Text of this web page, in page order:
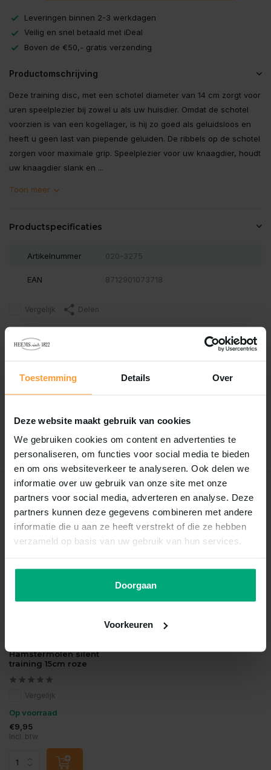
Toestemming Details Over
Deze website maakt gebruik van cookies
We gebruiken cookies om content en advertenties te
personaliseren, om functies voor social media te bieden
en om ons websiteverkeer te analyseren. Ook delen we
informatie over uw gebruik van onze site met onze
partners voor social media, adverteren en analyse. Deze
partners kunnen deze gegevens combineren met andere
informatie die u aan ze heeft verstrekt of die ze hebben
verzameld op basis van uw gebruik van hun services.
Doorgaan
Voorkeuren
Leveringen binnen 2-3 werkdagen
Veilig en snel betaald met iDeal
Boven de €50,- gratis verzending
Productomschrijving
Deze training disc, met een schotel diameter van 14 cm zorgt voor
uren speelplezier bij zowel u als uw huisdier. Omdat de schotel
voorzien is van een kogellager, is hij zo goed als geluidsloos en
heeft u geen last van piepende geluiden. De ribbels op de schotel
zorgen voor maximale grip. Speelplezier voor uw knaagdier, houdt
uw knaagdier slank en ...
Toon meer
Productspecificaties
Artikelnummer 020-3275
EAN 8712901073718
Vergelijk Delen
0/5 Based on 0 reviews
Schrijf je eigen review
Recent bekeken
Hamstermolen silent
training 15cm roze
Vergelijk
Op voorraad
€9,95
Incl. btw